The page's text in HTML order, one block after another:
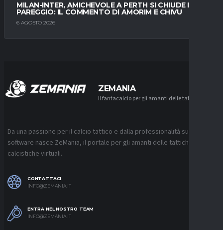
MILAN-INTER, AMICHEVOLE A PERTH SI CHIUDE IN
PAREGGIO: IL COMMENTO DI AMORIM E CHIVU
6 AGOSTO 2026
ZEMANIA
Il fantacalcio per gli amanti delle tattiche
Da una passione per il calcio tattico e dalla professionalità sui
software nasce ZeMania, il portale per gli amanti delle tattiche
calcistiche virtuali.
CONTATTACI
INFO@ZEMANIA.IT
ENTRA NEL NOSTRO TEAM
INFO@ZEMANIA.IT